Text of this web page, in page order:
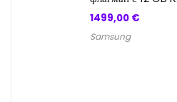
1499,00 €
Samsung